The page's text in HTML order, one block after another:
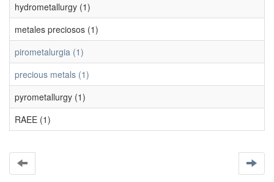
hydrometallurgy (1)
metales preciosos (1)
pirometalurgia (1)
precious metals (1)
pyrometallurgy (1)
RAEE (1)